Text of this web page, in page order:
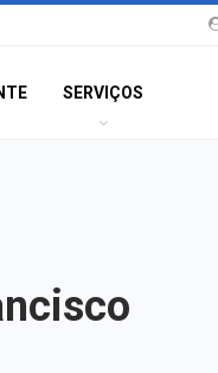
SERVIÇOS